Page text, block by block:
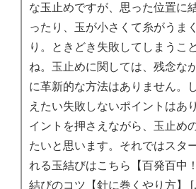
な玉止めですが、思った位置に
ったり、玉が小さくて糸がうま
り。ときどき失敗してしまうこ
ね。玉止めに関しては、残念な
に革新的な方法はありません。
えたい失敗しないポイントはあ
イントを押さえながら、玉止め
たいと思います。それではスタ
れる玉結びはこちら【百発百中
結びのコツ【針に巻くやり方】